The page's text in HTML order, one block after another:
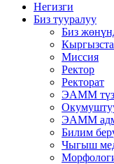
Негизги
Биз тууралуу
Биз
Миссия
Ректор
Ректорат
ЭАММ
ЭАММ
Билим
Чыгыш